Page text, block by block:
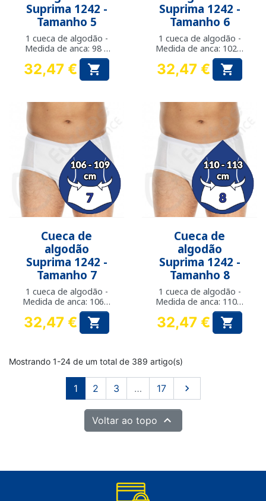
Suprima 1242 -
Tamanho 5
1 cueca de algodão -
Medida de anca: 98 a
101 cm
Preço
32,47 € 
Suprima 1242 -
Tamanho 6
1 cueca de algodão -
Medida de anca: 102 a
105 cm
Preço
32,47 € 
Cueca de
algodão
Suprima 1242 -
Tamanho 7
1 cueca de algodão -
Medida de anca: 106 a
109 cm
Preço
32,47 € 
Cueca de
algodão
Suprima 1242 -
Tamanho 8
1 cueca de algodão -
Medida de anca: 110 a
113 cm
Preço
32,47 € 
Mostrando 1-24 de um total de 389 artigo(s)
1 2 3 … 17 Próximo

Voltar ao topo 